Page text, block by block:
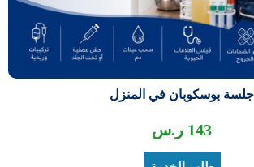
جلسة بوسكوبان في المنزل
143 ر.س